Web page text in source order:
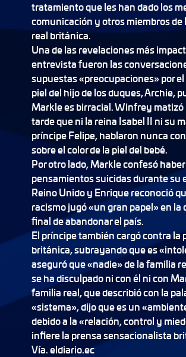
tratamiento que les han dado los
comunicación y otros miembros de
real británica.
Una de las revelaciones más
entrevista fueron las
supuestas «preocupaciones» por el
piel del hijo de los duques, Archie,
Markle es birracial. Winfrey matizó
tarde que ni la reina Isabel II ni su
príncipe Felipe, hablaron nunca
sobre el color de la piel del bebé.
Por otro lado, Markle confesó
pensamientos suicidas durante su
Reino Unido y Enrique reconoció
racismo jugó «un gran papel» en la
final de abandonar el país.
El príncipe también cargó contra la
británica, subrayando que es
aseguró que «nadie» de la familia
se ha disculpado ni con él ni con
familia real, que describió con la
«sistema», dijo que es un
debido a la «relación, control y
infiere la prensa sensacionalista
Vía. eldiario.ec